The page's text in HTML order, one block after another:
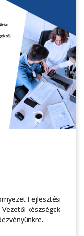
Fejlesztési
készségek